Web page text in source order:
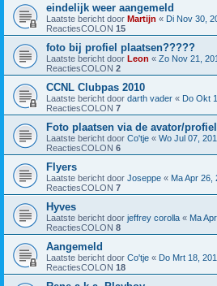
eindelijk weer aangemeld
Laatste bericht door Martijn « Di Nov 30,
ReactiesCOLON 15
foto bij profiel plaatsen?????
Laatste bericht door Leon « Zo Nov 21,
ReactiesCOLON 2
CCNL Clubpas 2010
Laatste bericht door darth vader « Do Okt
ReactiesCOLON 7
Foto plaatsen via de avator/
Laatste bericht door Co'tje « Wo Jul 07,
ReactiesCOLON 6
Flyers
Laatste bericht door Joseppe « Ma Apr 26,
ReactiesCOLON 7
Hyves
Laatste bericht door jeffrey corolla « Ma
ReactiesCOLON 8
Aangemeld
Laatste bericht door Co'tje « Do Mrt 18,
ReactiesCOLON 18